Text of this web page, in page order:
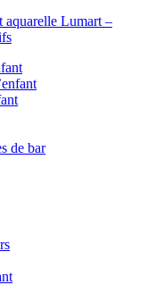
aquarelle Lumart –
de bar